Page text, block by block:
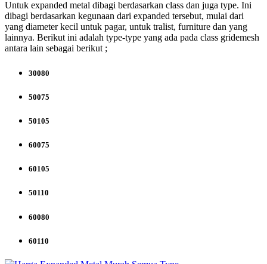
Untuk expanded metal dibagi berdasarkan class dan juga type. Ini
dibagi berdasarkan kegunaan dari expanded tersebut, mulai dari
yang diameter kecil untuk pagar, untuk tralist, furniture dan yang
lainnya. Berikut ini adalah type-type yang ada pada class gridemesh
antara lain sebagai berikut ;
30080
50075
50105
60075
60105
50110
60080
60110